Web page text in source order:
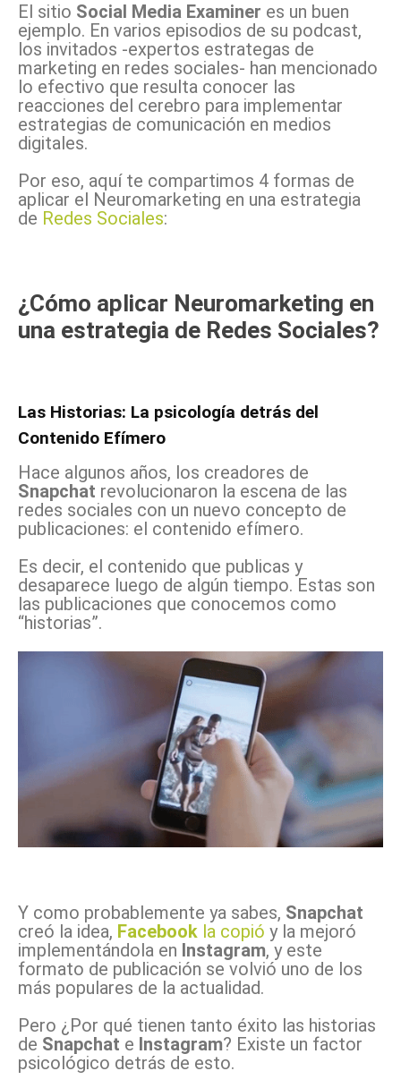
El sitio Social Media Examiner es un buen
ejemplo. En varios episodios de su podcast,
los invitados -expertos estrategas de
marketing en redes sociales- han mencionado
lo efectivo que resulta conocer las
reacciones del cerebro para implementar
estrategias de comunicación en medios
digitales.
Por eso, aquí te compartimos 4 formas de
aplicar el Neuromarketing en una estrategia
de Redes Sociales:
¿Cómo aplicar Neuromarketing en
una estrategia de Redes Sociales?
Las Historias: La psicología detrás del
Contenido Efímero
Hace algunos años, los creadores de
Snapchat revolucionaron la escena de las
redes sociales con un nuevo concepto de
publicaciones: el contenido efímero.
Es decir, el contenido que publicas y
desaparece luego de algún tiempo. Estas son
las publicaciones que conocemos como
“historias”.
Y como probablemente ya sabes, Snapchat
creó la idea, Facebook la copió y la mejoró
implementándola en Instagram, y este
formato de publicación se volvió uno de los
más populares de la actualidad.
Pero ¿Por qué tienen tanto éxito las historias
de Snapchat e Instagram? Existe un factor
psicológico detrás de esto.